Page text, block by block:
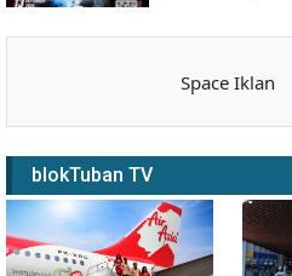
Space Iklan
blokTuban TV